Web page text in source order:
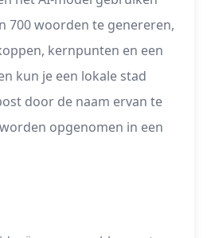
700 woorden te genereren,
kernpunten en een
kun je een lokale stad
door de naam ervan te
opgenomen in een